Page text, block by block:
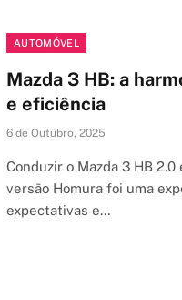
AUTOMÓVEL
Mazda 3 HB: a
e eficiência
6 de Outubro, 2025
Conduzir o Mazda 3 HB
versão Homura foi uma
expectativas e…